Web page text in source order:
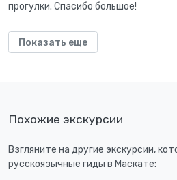
прогулки. Спасибо большое!
Показать еще
Похожие экскурсии
Взгляните на другие экскурсии,
русскоязычные гиды в Маскате: